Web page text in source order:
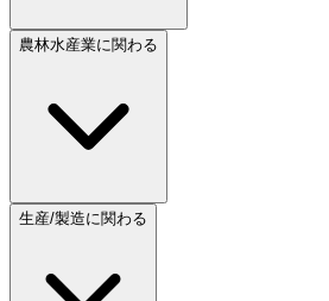
農林水産業に関わる
生産/製造に関わる